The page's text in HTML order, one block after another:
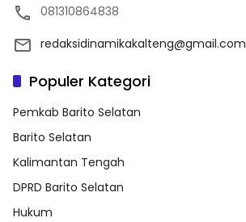
081310864838
redaksidinamikakalteng@gmail.com
Populer Kategori
Pemkab Barito Selatan
Barito Selatan
Kalimantan Tengah
DPRD Barito Selatan
Hukum